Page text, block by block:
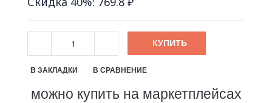
КУПИТЬ
В ЗАКЛАДКИ В СРАВНЕНИЕ
можно купить на маркетплейсах